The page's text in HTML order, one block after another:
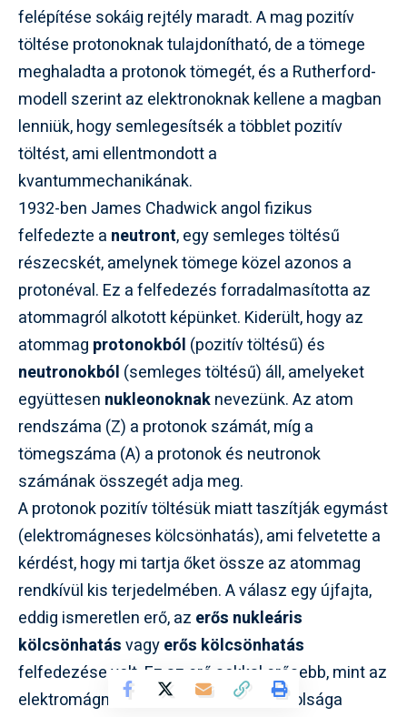
felépítése sokáig rejtély maradt. A mag pozitív
töltése protonoknak tulajdonítható, de a tömege
meghaladta a protonok tömegét, és a Rutherford-
modell szerint az elektronoknak kellene a magban
lenniük, hogy semlegesítsék a többlet pozitív
töltést, ami ellentmondott a
kvantummechanikának.
1932-ben James Chadwick angol fizikus
felfedezte a neutront, egy semleges töltésű
részecskét, amelynek tömege közel azonos a
protonéval. Ez a felfedezés forradalmasította az
atommagról alkotott képünket. Kiderült, hogy az
atommag protonokból (pozitív töltésű) és
neutronokból (semleges töltésű) áll, amelyeket
együttesen nukleonoknaknevezünk. Az atom
rendszáma (Z) a protonok számát, míg a
tömegszáma (A) a protonok és neutronok
számának összegét adja meg.
A protonok pozitív töltésük miatt taszítják egymást
(elektromágneses kölcsönhatás), ami felvetette a
kérdést, hogy mi tartja őket össze az atommag
rendkívül kis terjedelmében. A válasz egy újfajta,
eddig ismeretlen erő, az erős nukleáris
kölcsönhatásvagyerős kölcsönhatás
felfedezése volt. Ez az erő sokkal erősebb, mint az
elektromágneses taszítás, de hatótávolsága